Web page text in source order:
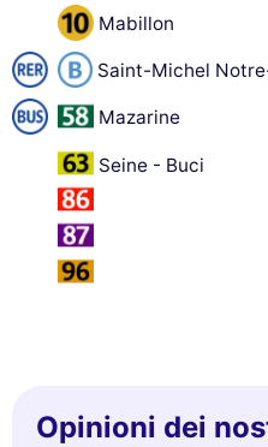
Mabillon
Saint-Michel
Mazarine
Seine - Buci
Opinioni dei